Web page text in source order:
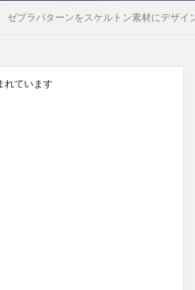
ゼブラパターンをスケルトン素材にデザイ
れています